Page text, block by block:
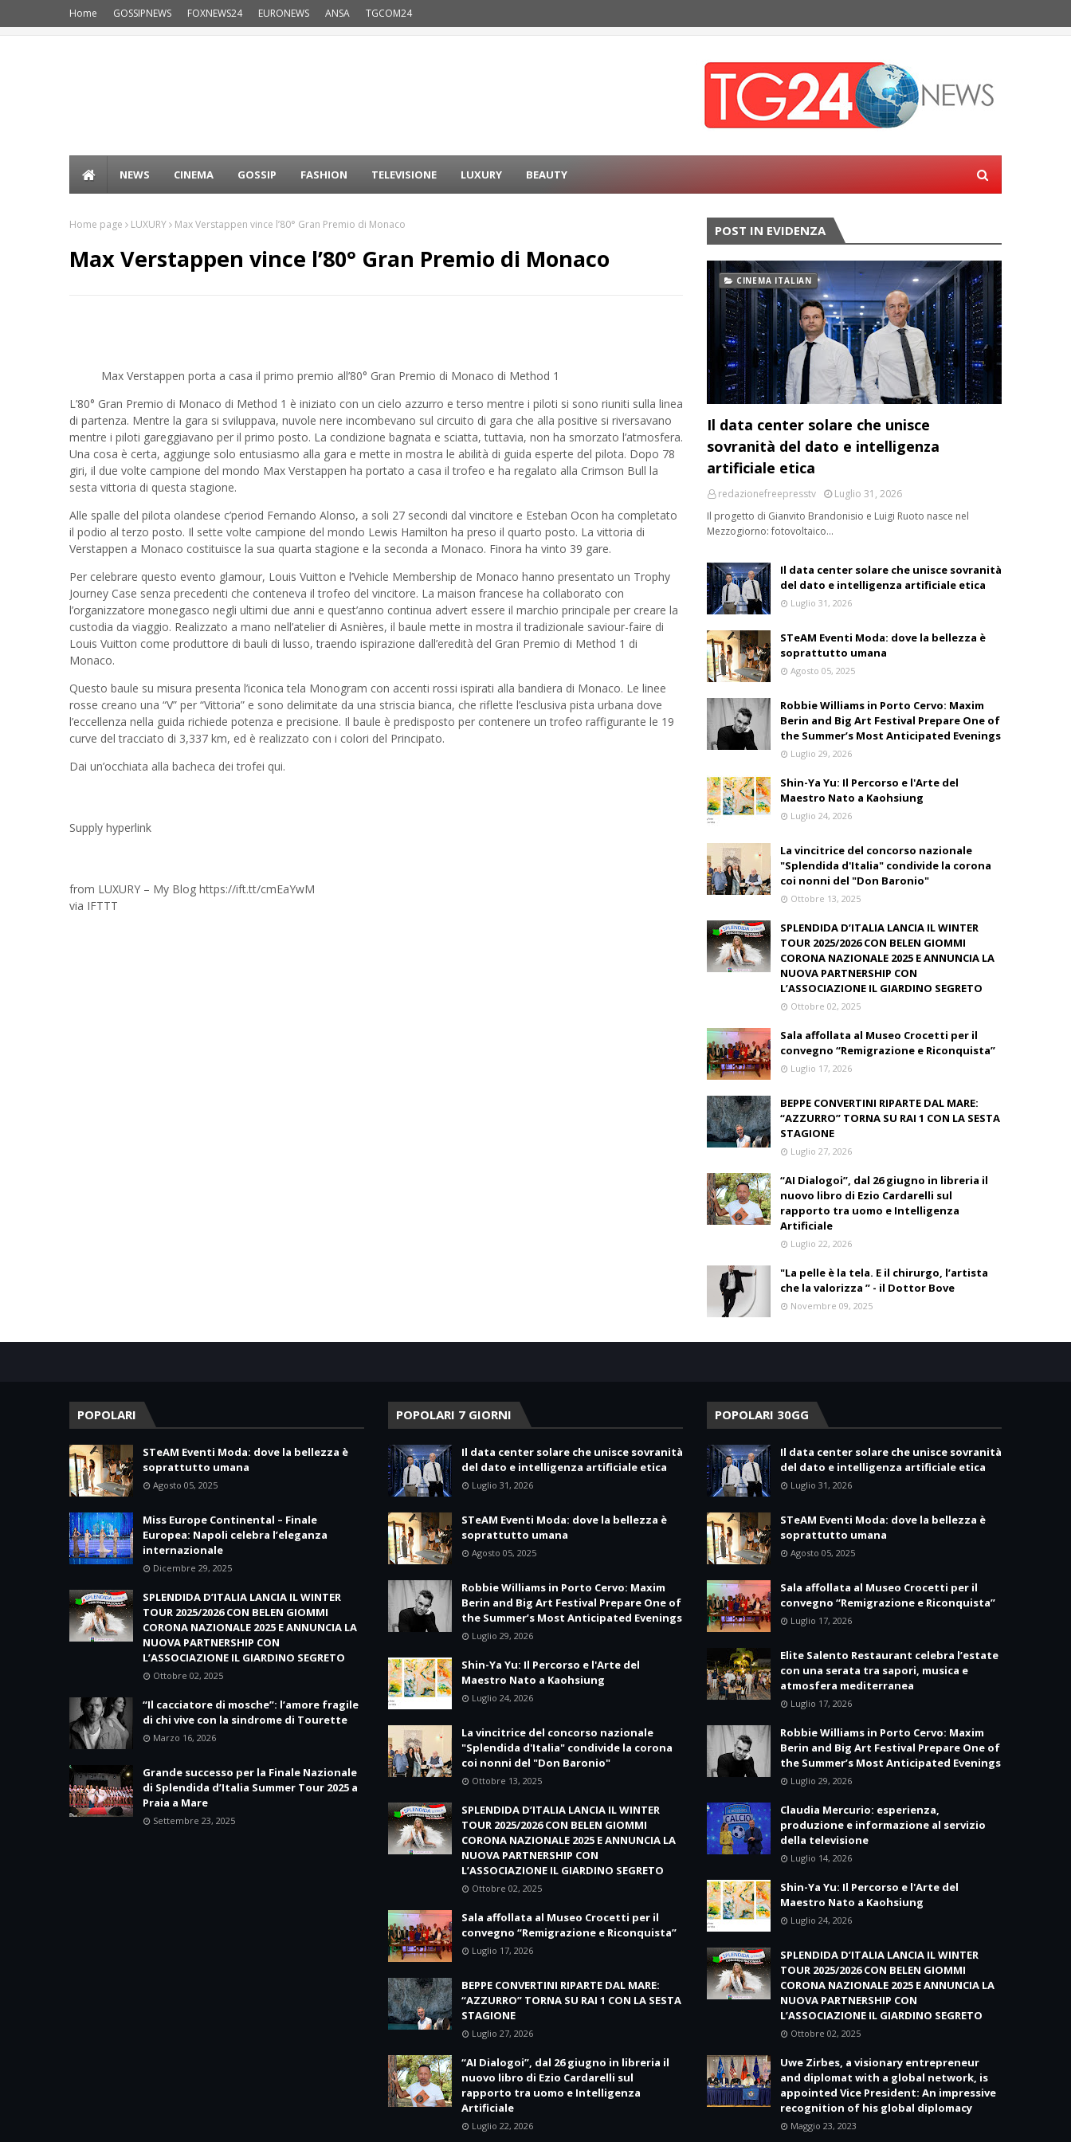
Home GOSSIPNEWS FOXNEWS24 EURONEWS ANSA TGCOM24
NEWS CINEMA GOSSIP FASHION TELEVISIONE LUXURY BEAUTY
Home page LUXURY Max Verstappen vince l’80° Gran Premio di Monaco
Max Verstappen vince l’80° Gran Premio di Monaco
Max Verstappen porta a casa il primo premio all’80° Gran Premio di Monaco di Method 1
L’80° Gran Premio di Monaco di Method 1 è iniziato con un cielo azzurro e terso mentre i piloti si sono riuniti sulla linea
di partenza. Mentre la gara si sviluppava, nuvole nere incombevano sul circuito di gara che alla positive si riversavano
mentre i piloti gareggiavano per il primo posto. La condizione bagnata e sciatta, tuttavia, non ha smorzato l’atmosfera.
Una cosa è certa, aggiunge solo entusiasmo alla gara e mette in mostra le abilità di guida esperte del pilota. Dopo 78
giri, il due volte campione del mondo Max Verstappen ha portato a casa il trofeo e ha regalato alla Crimson Bull la
sesta vittoria di questa stagione.
Alle spalle del pilota olandese c’period Fernando Alonso, a soli 27 secondi dal vincitore e Esteban Ocon ha completato
il podio al terzo posto. Il sette volte campione del mondo Lewis Hamilton ha preso il quarto posto. La vittoria di
Verstappen a Monaco costituisce la sua quarta stagione e la seconda a Monaco. Finora ha vinto 39 gare.
Per celebrare questo evento glamour, Louis Vuitton e l’Vehicle Membership de Monaco hanno presentato un Trophy
Journey Case senza precedenti che conteneva il trofeo del vincitore. La maison francese ha collaborato con
l’organizzatore monegasco negli ultimi due anni e quest’anno continua advert essere il marchio principale per creare la
custodia da viaggio. Realizzato a mano nell’atelier di Asnières, il baule mette in mostra il tradizionale saviour-faire di
Louis Vuitton come produttore di bauli di lusso, traendo ispirazione dall’eredità del Gran Premio di Method 1 di
Monaco.
Questo baule su misura presenta l’iconica tela Monogram con accenti rossi ispirati alla bandiera di Monaco. Le linee
rosse creano una “V” per “Vittoria” e sono delimitate da una striscia bianca, che riflette l’esclusiva pista urbana dove
l’eccellenza nella guida richiede potenza e precisione. Il baule è predisposto per contenere un trofeo raffigurante le 19
curve del tracciato di 3,337 km, ed è realizzato con i colori del Principato.
Dai un’occhiata alla bacheca dei trofei qui.
Supply hyperlink
from LUXURY – My Blog https://ift.tt/cmEaYwM
via IFTTT
POST IN EVIDENZA
CINEMA ITALIAN
Il data center solare che unisce
sovranità del dato e intelligenza
artificiale etica
redazionefreepresstv
Luglio 31, 2026
Il progetto di Gianvito Brandonisio e Luigi Ruoto nasce nel
Mezzogiorno: fotovoltaico…
Il data center solare che unisce sovranità
del dato e intelligenza artificiale etica
Luglio 31, 2026
STeAM Eventi Moda: dove la bellezza è
soprattutto umana
Agosto 05, 2025
Robbie Williams in Porto Cervo: Maxim
Berin and Big Art Festival Prepare One of
the Summer’s Most Anticipated Evenings
Luglio 29, 2026
Shin-Ya Yu: Il Percorso e l'Arte del
Maestro Nato a Kaohsiung
Luglio 24, 2026
La vincitrice del concorso nazionale
"Splendida d'Italia" condivide la corona
coi nonni del "Don Baronio"
Ottobre 13, 2025
SPLENDIDA D’ITALIA LANCIA IL WINTER
TOUR 2025/2026 CON BELEN GIOMMI
CORONA NAZIONALE 2025 E ANNUNCIA LA
NUOVA PARTNERSHIP CON
L’ASSOCIAZIONE IL GIARDINO SEGRETO
Ottobre 02, 2025
Sala affollata al Museo Crocetti per il
convegno “Remigrazione e Riconquista”
Luglio 17, 2026
BEPPE CONVERTINI RIPARTE DAL MARE:
“AZZURRO” TORNA SU RAI 1 CON LA SESTA
STAGIONE
Luglio 27, 2026
“AI Dialogoi”, dal 26 giugno in libreria il
nuovo libro di Ezio Cardarelli sul
rapporto tra uomo e Intelligenza
Artificiale
Luglio 22, 2026
"La pelle è la tela. E il chirurgo, l’artista
che la valorizza ” - il Dottor Bove
Novembre 09, 2025
POPOLARI
STeAM Eventi Moda: dove la bellezza è
soprattutto umana
Agosto 05, 2025
Miss Europe Continental – Finale
Europea: Napoli celebra l’eleganza
internazionale
Dicembre 29, 2025
SPLENDIDA D’ITALIA LANCIA IL WINTER
TOUR 2025/2026 CON BELEN GIOMMI
CORONA NAZIONALE 2025 E ANNUNCIA LA
NUOVA PARTNERSHIP CON
L’ASSOCIAZIONE IL GIARDINO SEGRETO
Ottobre 02, 2025
“Il cacciatore di mosche”: l’amore fragile
di chi vive con la sindrome di Tourette
Marzo 16, 2026
Grande successo per la Finale Nazionale
di Splendida d’Italia Summer Tour 2025 a
Praia a Mare
Settembre 23, 2025
POPOLARI 7 GIORNI
Il data center solare che unisce sovranità
del dato e intelligenza artificiale etica
Luglio 31, 2026
STeAM Eventi Moda: dove la bellezza è
soprattutto umana
Agosto 05, 2025
Robbie Williams in Porto Cervo: Maxim
Berin and Big Art Festival Prepare One of
the Summer’s Most Anticipated Evenings
Luglio 29, 2026
Shin-Ya Yu: Il Percorso e l'Arte del
Maestro Nato a Kaohsiung
Luglio 24, 2026
La vincitrice del concorso nazionale
"Splendida d'Italia" condivide la corona
coi nonni del "Don Baronio"
Ottobre 13, 2025
SPLENDIDA D’ITALIA LANCIA IL WINTER
TOUR 2025/2026 CON BELEN GIOMMI
CORONA NAZIONALE 2025 E ANNUNCIA LA
NUOVA PARTNERSHIP CON
L’ASSOCIAZIONE IL GIARDINO SEGRETO
Ottobre 02, 2025
Sala affollata al Museo Crocetti per il
convegno “Remigrazione e Riconquista”
Luglio 17, 2026
BEPPE CONVERTINI RIPARTE DAL MARE:
“AZZURRO” TORNA SU RAI 1 CON LA SESTA
STAGIONE
Luglio 27, 2026
“AI Dialogoi”, dal 26 giugno in libreria il
nuovo libro di Ezio Cardarelli sul
rapporto tra uomo e Intelligenza
Artificiale
Luglio 22, 2026
POPOLARI 30GG
Il data center solare che unisce sovranità
del dato e intelligenza artificiale etica
Luglio 31, 2026
STeAM Eventi Moda: dove la bellezza è
soprattutto umana
Agosto 05, 2025
Sala affollata al Museo Crocetti per il
convegno “Remigrazione e Riconquista”
Luglio 17, 2026
Elite Salento Restaurant celebra l’estate
con una serata tra sapori, musica e
atmosfera mediterranea
Luglio 17, 2026
Robbie Williams in Porto Cervo: Maxim
Berin and Big Art Festival Prepare One of
the Summer’s Most Anticipated Evenings
Luglio 29, 2026
Claudia Mercurio: esperienza,
produzione e informazione al servizio
della televisione
Luglio 14, 2026
Shin-Ya Yu: Il Percorso e l'Arte del
Maestro Nato a Kaohsiung
Luglio 24, 2026
SPLENDIDA D’ITALIA LANCIA IL WINTER
TOUR 2025/2026 CON BELEN GIOMMI
CORONA NAZIONALE 2025 E ANNUNCIA LA
NUOVA PARTNERSHIP CON
L’ASSOCIAZIONE IL GIARDINO SEGRETO
Ottobre 02, 2025
Uwe Zirbes, a visionary entrepreneur
and diplomat with a global network, is
appointed Vice President: An impressive
recognition of his global diplomacy
Maggio 23, 2023